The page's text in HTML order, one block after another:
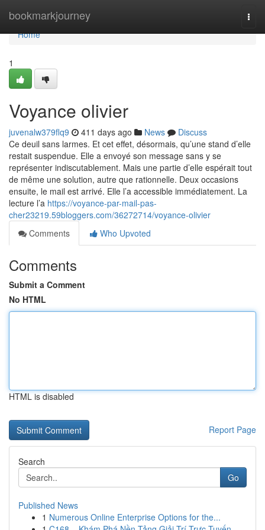
bookmarkjourney
Home
Home
1
Voyance olivier
juvenalw379flq9 411 days ago News
Discuss
Ce deuil sans larmes. Et cet effet, désormais, qu’une stand d’elle
restait suspendue. Elle a envoyé son message sans y se
représenter indiscutablement. Mais une partie d’elle espérait tout
de même une solution, autre que rationnelle. Deux occasions
ensuite, le mail est arrivé. Elle l’a accessible immédiatement. La
lecture l’a https://voyance-par-mail-pas-
cher23219.59bloggers.com/36272714/voyance-olivier
Comments
Who Upvoted
Comments
Submit a Comment
No HTML
HTML is disabled
Report Page
Search
Go
Published News
1 Numerous Online Enterprise Options for the...